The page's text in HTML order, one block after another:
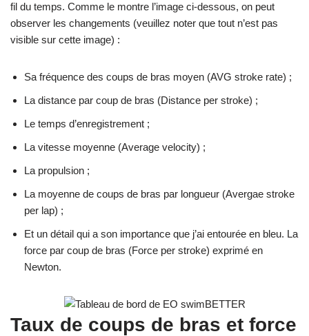
fil du temps. Comme le montre l’image ci-dessous, on peut
observer les changements (veuillez noter que tout n’est pas
visible sur cette image) :
Sa fréquence des coups de bras moyen (AVG stroke rate) ;
La distance par coup de bras (Distance per stroke) ;
Le temps d’enregistrement ;
La vitesse moyenne (Average velocity) ;
La propulsion ;
La moyenne de coups de bras par longueur (Avergae stroke
per lap) ;
Et un détail qui a son importance que j’ai entourée en bleu. La
force par coup de bras (Force per stroke) exprimé en
Newton.
Taux de coups de bras et force